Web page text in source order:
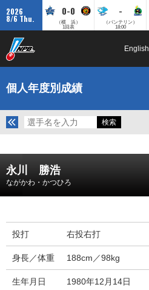
2026
8/6 Thu.
0-0
（横 浜）
1回表
-
（バンテリン）
18:00
English
個人年度別成績
永川 勝浩
ながかわ・かつひろ
投打 右投右打
身長／体重 188cm／98kg
生年月日 1980年12月14日